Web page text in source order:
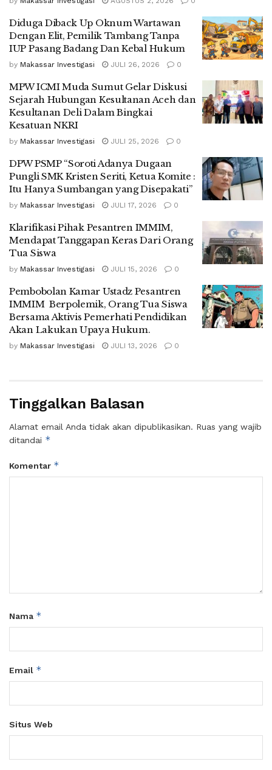
Diduga Diback Up Oknum Wartawan
Dengan Elit, Pemilik Tambang Tanpa
IUP Pasang Badang Dan Kebal Hukum
by Makassar Investigasi JULI 26, 2026 0
MPW ICMI Muda Sumut Gelar Diskusi
Sejarah Hubungan Kesultanan Aceh dan
Kesultanan Deli Dalam Bingkai
Kesatuan NKRI
by Makassar Investigasi JULI 25, 2026 0
DPW PSMP “Soroti Adanya Dugaan
Pungli SMK Kristen Seriti, Ketua Komite :
Itu Hanya Sumbangan yang Disepakati”
by Makassar Investigasi JULI 17, 2026 0
Klarifikasi Pihak Pesantren IMMIM,
Mendapat Tanggapan Keras Dari Orang
Tua Siswa
by Makassar Investigasi JULI 15, 2026 0
Pembobolan Kamar Ustadz Pesantren
IMMIM Berpolemik, Orang Tua Siswa
Bersama Aktivis Pemerhati Pendidikan
Akan Lakukan Upaya Hukum.
by Makassar Investigasi JULI 13, 2026 0
Tinggalkan Balasan
Alamat email Anda tidak akan dipublikasikan. Ruas yang wajib
ditandai *
Komentar *
Nama *
Email *
Situs Web